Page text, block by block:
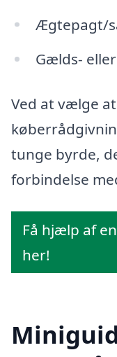
Ægtepagt/
Gælds-
Ved at vælge
tunge byrde,
forbindelse
Få hjælp af
her!